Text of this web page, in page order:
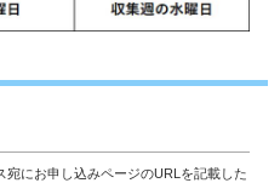
にお申し込みページのURLを記載した